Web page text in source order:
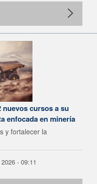
nuevos cursos a su
enfocada en minería
y fortalecer la
- 09:11